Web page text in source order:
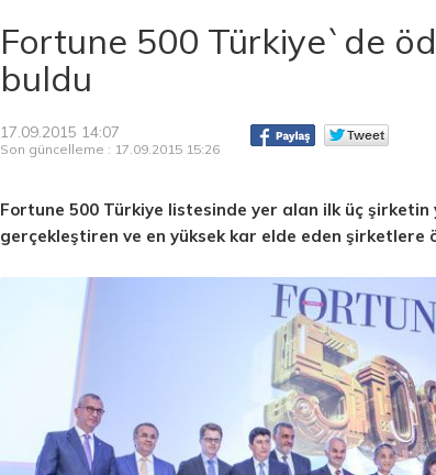
Fortune 500 Türkiye`de
buldu
17.09.2015 14:07
Son güncelleme : 17.09.2015 15:26
Fortune 500 Türkiye listesinde yer alan ilk üç şirketin
gerçekleştiren ve en yüksek kar elde eden şirketlere